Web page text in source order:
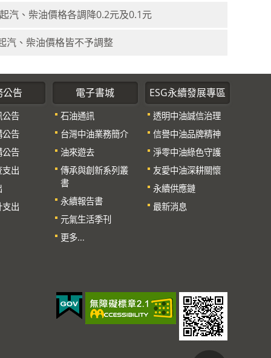
汽、柴油價格各調降0.2元及0.1元
汽、柴油價格皆不予調整
公告
公告
公告
公告
出
出
電子書城
石油通訊
台灣中油業務簡介
油來遊去
傳承與創新系列叢
書
永續報告書
元氣生活季刊
更多...
ESG永續發展專區
透明中油誠信治理
信譽中油品牌精神
淨零中油綠色守護
友愛中油深耕關懷
永續供應鏈
最新消息